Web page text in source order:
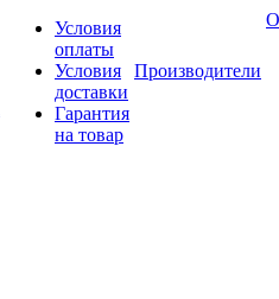
Условия
оплаты
Условия
доставки
Гарантия
на товар
Производители